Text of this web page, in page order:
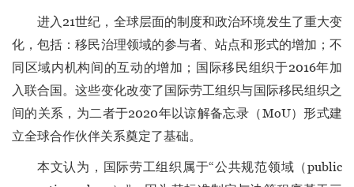
进入21世纪，全球层面的制度和政治环境发生了重大变
化，包括：移民治理领域的参与者、站点和形式的增加；不
同区域内机构间的互动的增加；国际移民组织于2016年加
入联合国。这些变化改变了国际劳工组织与国际移民组织之
间的关系，为二者于2020年以谅解备忘录（MoU）形式建
立全球合作伙伴关系奠定了基础。
本文认为，国际劳工组织属于“公共规范领域（public